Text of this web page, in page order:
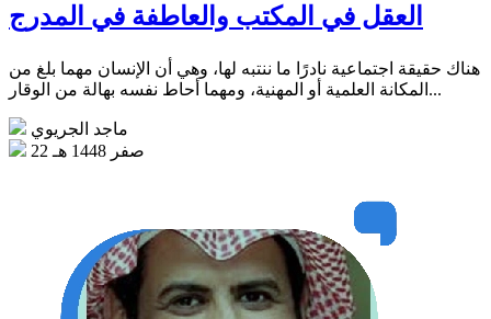
العقل في المكتب والعاطفة في المدرج
هناك حقيقة اجتماعية نادرًا ما ننتبه لها، وهي أن الإنسان مهما بلغ من
المكانة العلمية أو المهنية، ومهما أحاط نفسه بهالة من الوقار...
ماجد الجريوي
22 صفر 1448 هـ